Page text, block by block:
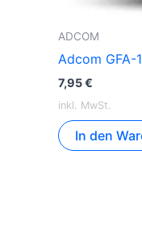
ADCOM
Adcom GFA-
7,95€
inkl. MwSt.
In den